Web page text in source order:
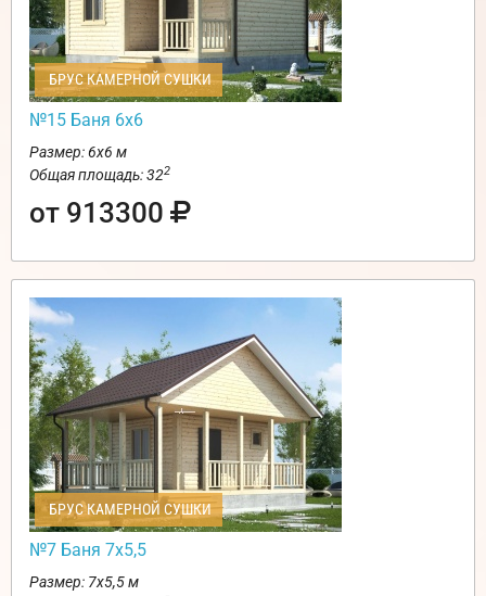
БРУС КАМЕРНОЙ СУШКИ
№15 Баня 6х6
Размер: 6х6 м
Общая площадь: 322
от 913300
БРУС КАМЕРНОЙ СУШКИ
№7 Баня 7х5,5
Размер: 7х5,5 м